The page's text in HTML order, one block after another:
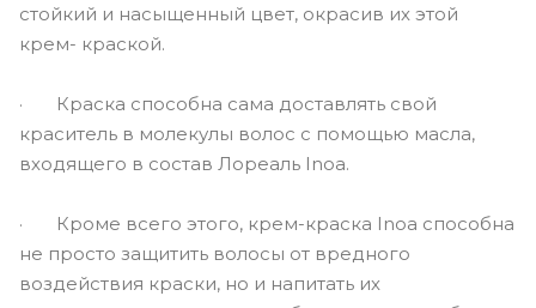
стойкий и насыщенный цвет, окрасив их этой
крем- краской.
· Краска способна сама доставлять свой
краситель в молекулы волос с помощью масла,
входящего в состав Лореаль Inoa.
· Кроме всего этого, крем-краска Inoa способна
не просто защитить волосы от вредного
воздействия краски, но и напитать их